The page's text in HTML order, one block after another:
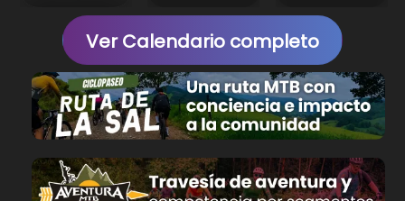
Ver Calendario completo